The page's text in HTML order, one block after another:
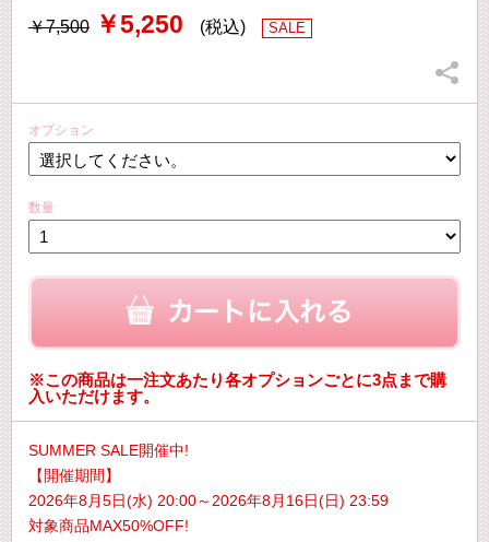
￥7,500 ￥5,250 (税込) SALE
オプション
数量
※この商品は一注文あたり各オプションごとに3点まで購
入いただけます。
SUMMER SALE開催中!
【開催期間】
2026年8月5日(水) 20:00～2026年8月16日(日) 23:59
対象商品MAX50%OFF!